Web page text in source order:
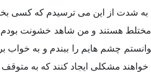
به شدت از این می ترسیدم که کسی
مختلط هستند و من شاهد خشونت
چشم هایم را ببندم و به
خواهند مشکلی ایجاد کنند که به